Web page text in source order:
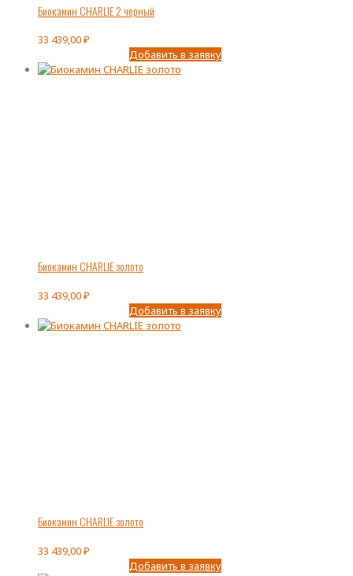
Биокамин CHARLIE 2 черный
33 439,00₽
Добавить в заявку
Биокамин CHARLIE золото
33 439,00₽
Добавить в заявку
Биокамин CHARLIE золото
33 439,00₽
Добавить в заявку